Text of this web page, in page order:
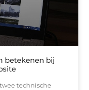
betekenen bij
technische